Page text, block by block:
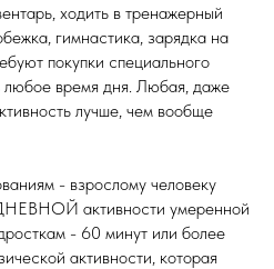
ходить в тренажерный
гимнастика, зарядка на
покупки специального
любое время дня. Любая, даже
лучше, чем вообще
- взрослому человеку
активности умеренной
- 60 минут или более
активности, которая